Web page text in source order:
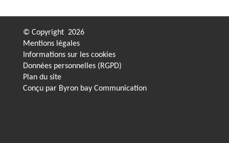
© Copyright 2026
Mentions légales
Informations sur les cookies
Données personnelles (RGPD)
Plan du site
Conçu par Byron bay Communication